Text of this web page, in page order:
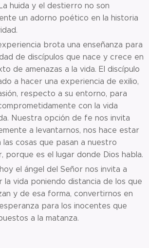
huida y el destierro no son
un adorno poético en la historia
brota una enseñanza para
de discípulos que nace y crece en
de amenazas a la vida. El discípulo
a hacer una experiencia de exilio,
respecto a su entorno, para
con la vida
Nuestra opción de fe nos invita
a levantarnos, nos hace estar
las cosas que pasan a nuestro
porque es el lugar donde Dios habla.
el ángel del Señor nos invita a
la vida poniendo distancia de los que
y de esa forma, convertirnos en
para los inocentes que
a la matanza.